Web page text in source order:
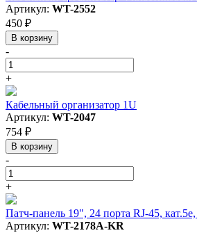
Артикул: WT-2552
450 ₽
В корзину
-
+
Кабельный организатор 1U
Артикул: WT-2047
754 ₽
В корзину
-
+
Патч-панель 19", 24 порта RJ-45,
Артикул: WT-2178A-KR